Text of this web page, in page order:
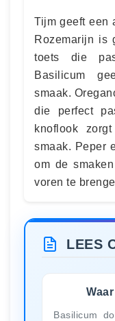
Tijm geeft een
Rozemarijn is
toets die
Basilicum
smaak.
die perfect
knoflook
smaak. Peper
om de
voren te
LEES
Basilicum